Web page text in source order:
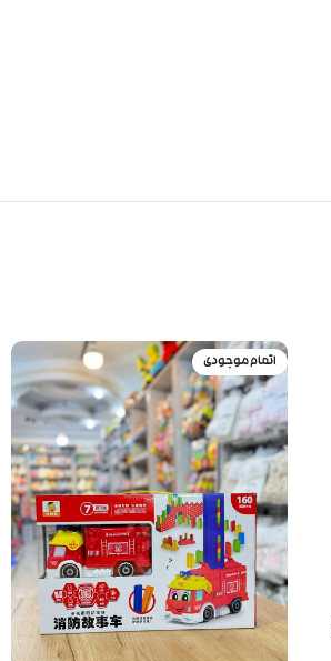
اتمام موجودی